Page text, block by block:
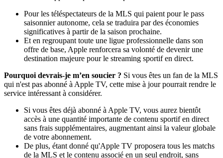
Pour les téléspectateurs de la MLS qui paient pour le pass
saisonnier autonome, cela se traduira par des économies
significatives à partir de la saison prochaine.
Et en regroupant toute une ligue professionnelle dans son
offre de base, Apple renforcera sa volonté de devenir une
destination majeure pour le streaming sportif en direct.
Pourquoi devrais-je m’en soucier ? Si vous êtes un fan de la MLS
qui n'est pas abonné à Apple TV, cette mise à jour pourrait rendre le
service intéressant à considérer.
Si vous êtes déjà abonné à Apple TV, vous aurez bientôt
accès à une quantité importante de contenu sportif en direct
sans frais supplémentaires, augmentant ainsi la valeur globale
de votre abonnement.
De plus, étant donné qu'Apple TV proposera tous les matchs
de la MLS et le contenu associé en un seul endroit, sans